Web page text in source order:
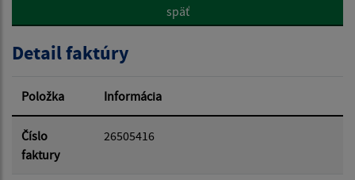
Hľadať v:
Dátum od:
späť
Detail faktúry
Položka Informácia
Číslo
faktury
26505416